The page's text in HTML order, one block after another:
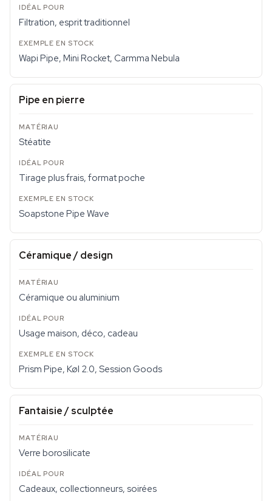
Filtration, esprit traditionnel
Wapi Pipe, Mini Rocket, Carmma Nebula
Pipe en pierre
Stéatite
Tirage plus frais, format poche
Soapstone Pipe Wave
Céramique / design
Céramique ou aluminium
Usage maison, déco, cadeau
Prism Pipe, Køl 2.0, Session Goods
Fantaisie / sculptée
Verre borosilicate
Cadeaux, collectionneurs, soirées